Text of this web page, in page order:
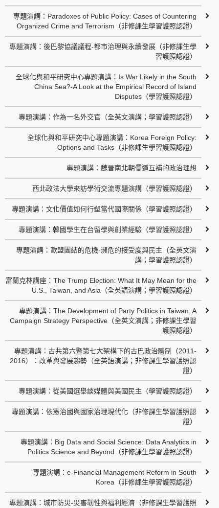
專題演講：Paradoxes of Public Policy: Cases of Countering
Organized Crime and Terrorism（非修課生學習護照認證）
專題演講：後巴黎協議議程-都市治理與永續發展（非修課生學
習護照認證）
全球化與和平研究中心專題演講：Is War Likely in the South
China Sea?-A Look at the Empirical Record of Island
Disputes（學習護照認證）
專題演講：作為一名外交官（全英文演講；學習護照認證）
全球化與和平研究中心專題演講：Korea Foreign Policy:
Options and Tasks（非修課生學習護照認證）
專題演講：魏晉南北朝儒道互補的政治理想
西北政法大學來訪學術交流專題演講（學習護照認證）
專題演講：文化價值如何行塑當代國際關係（學習護照認證）
專題演講：韓國學生在台留學與創業經驗（學習護照認證）
專題演講：歐盟團結的危機-瀕危的接受度與民主（全英文演
講；學習護照認證）
富蘭克林講座：The Trump Election: What It May Mean for the
U.S., Taiwan, and Asia（全英語演講；學習護照認證）
專題演講：The Development of Party Politics in Taiwan: A
Campaign Strategy Perspective（全英文演講；非修課生學習
護照認證）
專題演講：古共第六暨第七大架構下的古巴政治體制（2011-
2016）：改革與發展趨勢（全英語演講；非修課生學習護照認
證）
專題演講：從美國選舉談媒體與美國民主（學習護照認證）
專題演講：依憲治國與國家治理現代化（非修課生學習護照認
證）
專題演講：Big Data and Social Science: Data Analytics in
Politics Science and Beyond（非修課生學習護照認證）
專題演講：e-Financial Management Reform in South
Korea（非修課生學習護照認證）
專題演講：城市防災-災害韌性與福利經濟（非修課生學習護照